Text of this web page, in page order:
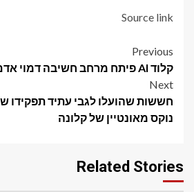
Source link
Post
navigation
Previous
קלוד AI פיתח מרחב חשיבה דמוי אדם משלו – אנתרופי
Next
חששות שהועלו לגבי עתיד
נוקס מאונטיין של קלונה
Related Stories